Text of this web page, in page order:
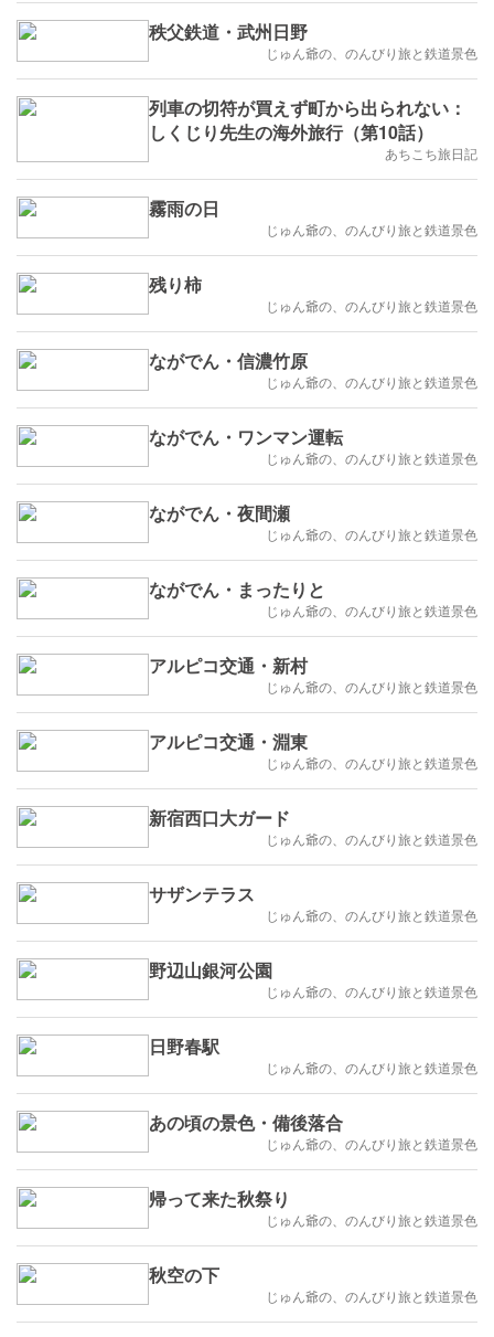
秩父鉄道・武州日野
じゅん爺の、のんびり旅と鉄道景色
列車の切符が買えず町から出られない：
しくじり先生の海外旅行（第10話）
あちこち旅日記
霧雨の日
じゅん爺の、のんびり旅と鉄道景色
残り柿
じゅん爺の、のんびり旅と鉄道景色
ながでん・信濃竹原
じゅん爺の、のんびり旅と鉄道景色
ながでん・ワンマン運転
じゅん爺の、のんびり旅と鉄道景色
ながでん・夜間瀬
じゅん爺の、のんびり旅と鉄道景色
ながでん・まったりと
じゅん爺の、のんびり旅と鉄道景色
アルピコ交通・新村
じゅん爺の、のんびり旅と鉄道景色
アルピコ交通・淵東
じゅん爺の、のんびり旅と鉄道景色
新宿西口大ガード
じゅん爺の、のんびり旅と鉄道景色
サザンテラス
じゅん爺の、のんびり旅と鉄道景色
野辺山銀河公園
じゅん爺の、のんびり旅と鉄道景色
日野春駅
じゅん爺の、のんびり旅と鉄道景色
あの頃の景色・備後落合
じゅん爺の、のんびり旅と鉄道景色
帰って来た秋祭り
じゅん爺の、のんびり旅と鉄道景色
秋空の下
じゅん爺の、のんびり旅と鉄道景色